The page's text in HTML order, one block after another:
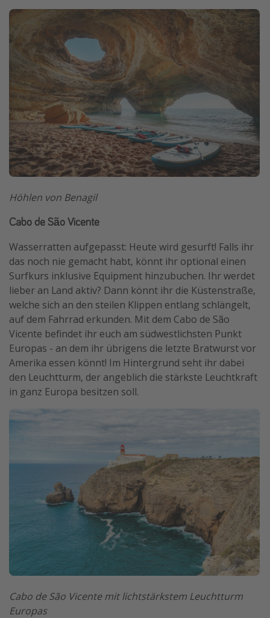
Höhlen von Benagil
Cabo de São Vicente
Wasserratten aufgepasst: Heute wird gesurft! Falls ihr
das noch nie gemacht habt, könnt ihr optional einen
Surfkurs inklusive Equipment hinzubuchen. Ihr werdet
lieber an Land aktiv? Dann könnt ihr die Küstenstraße,
welche sich an den steilen Klippen entlang schlängelt,
auf dem Fahrrad erkunden. Mit dem Cabo de São
Vicente befindet ihr euch am südwestlichsten Punkt
Europas - an dem ihr übrigens die letzte Bratwurst vor
Amerika essen könnt! Im Hintergrund seht ihr dabei
den Leuchtturm, der angeblich die stärkste Leuchtkraft
in ganz Europa besitzen soll.
Cabo de São Vicente mit lichtstärkstem Leuchtturm
Europas